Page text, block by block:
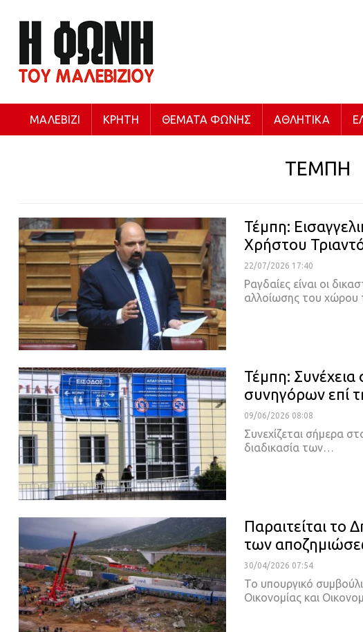
ΜΑΛΕΒΊΖΙ ΚΡΉΤΗ ΘΈΜΑΤΑ ΦΩΝΉΣ ΑΘΛΗΤΙΚΆ
ΤΕΜΠΗ
Τέμπη:
Χρήστου
22/07/2026 17:40
Ραγδαίες είναι οι
αλλοίωσης του
Τέμπη: Συνέχεια
συνηγόρων επί
09/06/2026 08:08
Συνεχίζεται σήμερα
διαδικασία των…
Παραιτείται το
των
30/04/2026 07:54
Το υπουργικό
Οικονομίας και